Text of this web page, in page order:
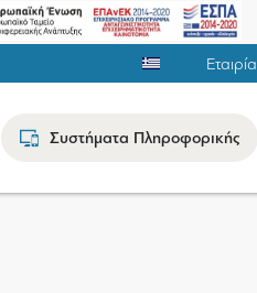
Εταιρία
Συστήματα Πληροφορικής